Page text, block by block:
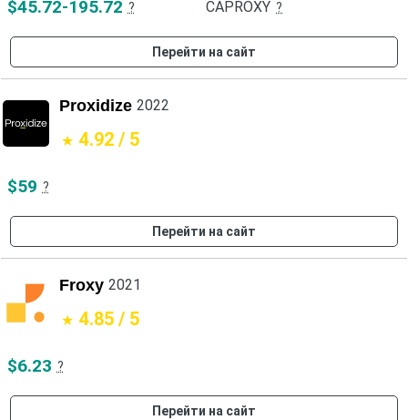
$45.72-195.72 ? CAPROXY ?
Перейти на сайт
Proxidize 2022
4.92 / 5
$59 ?
Перейти на сайт
Froxy 2021
4.85 / 5
$6.23 ?
Перейти на сайт